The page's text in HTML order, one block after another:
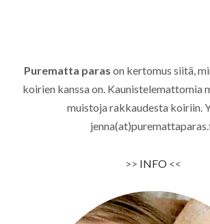
Purematta paras on kertomus siitä,
koirien kanssa on. Kaunistelemattomia
muistoja rakkaudesta koiriin.
>> INFO<<